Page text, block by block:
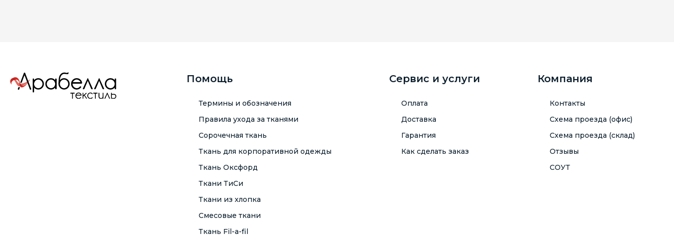
Помощь
Термины и обозначения
Правила ухода за тканями
Сорочечная ткань
Ткань для корпоративной одежды
Ткань Оксфорд
Ткани ТиСи
Ткани из хлопка
Смесовые ткани
Ткань Fil-a-fil
Сервис и услуги
Оплата
Доставка
Гарантия
Как сделать заказ
Компания
Контакты
Схема проезда (офис)
Схема проезда (склад)
Отзывы
СОУТ